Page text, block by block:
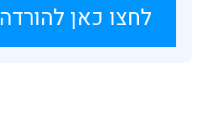
לחצו כאן להורדה